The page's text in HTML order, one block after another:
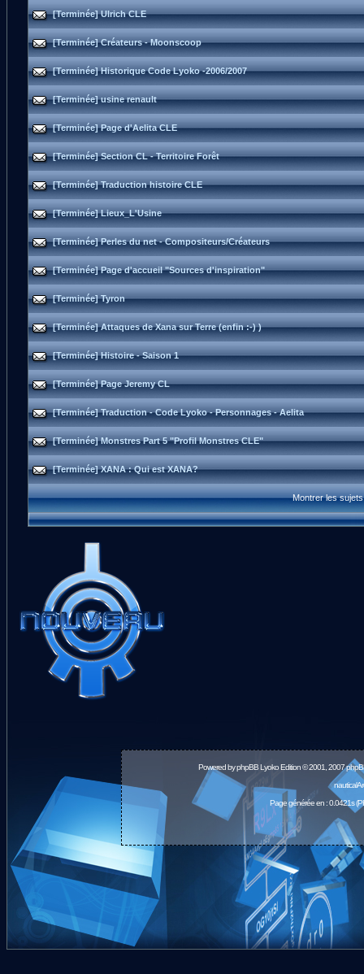
[Terminée] Ulrich CLE
[Terminée] Créateurs - Moonscoop
[Terminée] Historique Code Lyoko -2006/2007
[Terminée] usine renault
[Terminée] Page d'Aelita CLE
[Terminée] Section CL - Territoire Forêt
[Terminée] Traduction histoire CLE
[Terminée] Lieux_L'Usine
[Terminée] Perles du net - Compositeurs/Créateurs
[Terminée] Page d'accueil "Sources d'inspiration"
[Terminée] Tyron
[Terminée] Attaques de Xana sur Terre (enfin :-) )
[Terminée] Histoire - Saison 1
[Terminée] Page Jeremy CL
[Terminée] Traduction - Code Lyoko - Personnages - Aelita
[Terminée] Monstres Part 5 "Profil Monstres CLE"
[Terminée] XANA : Qui est XANA?
Montrer les
Powered byphpBBLyoko Edition © 2001, 2007
Page générée en : 0.0421s